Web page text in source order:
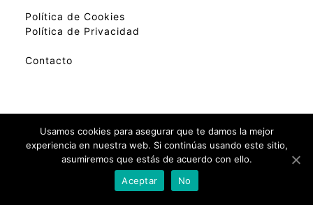
Política de Cookies
Política de Privacidad
Contacto
Usamos cookies para asegurar que te damos la mejor
experiencia en nuestra web. Si continúas usando este sitio,
asumiremos que estás de acuerdo con ello.
Aceptar
No
Check Availability(Disponibilidad)